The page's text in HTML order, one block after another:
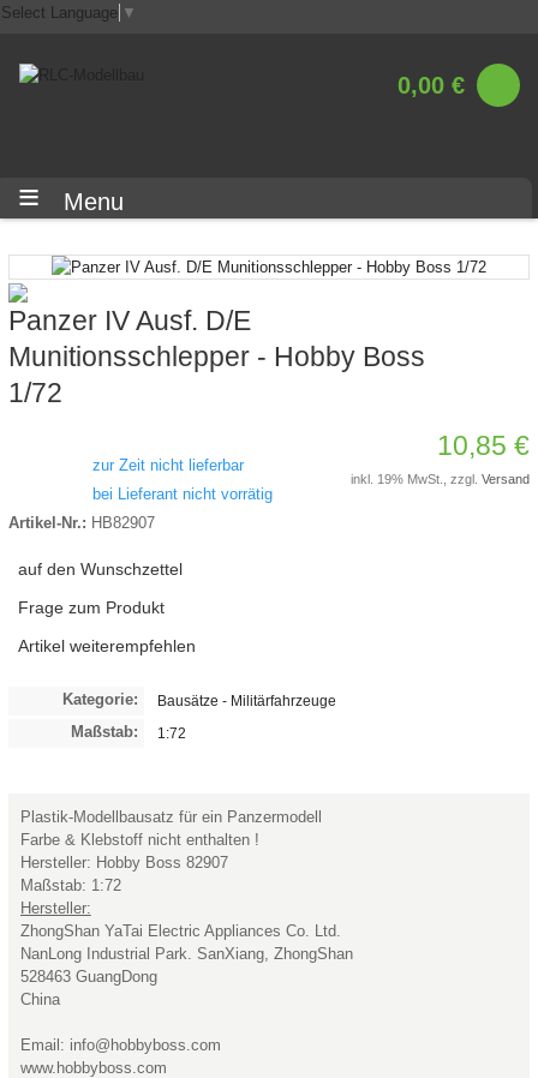
Select Language ▼
0,00 €
Menu
Panzer IV Ausf. D/E
Munitionsschlepper - Hobby Boss
1/72
zur Zeit nicht lieferbar
bei Lieferant nicht vorrätig
Artikel-Nr.: HB82907
auf den Wunschzettel
Frage zum Produkt
Artikel weiterempfehlen
10,85 €
inkl. 19% MwSt., zzgl.Versand
Kategorie: Bausätze - Militärfahrzeuge
Maßstab: 1:72
Plastik-Modellbausatz für ein Panzermodell
Farbe & Klebstoff nicht enthalten !
Hersteller: Hobby Boss 82907
Maßstab: 1:72
Hersteller:
ZhongShan YaTai Electric Appliances Co. Ltd.
NanLong Industrial Park. SanXiang, ZhongShan
528463 GuangDong
China
Email: info@hobbyboss.com
www.hobbyboss.com